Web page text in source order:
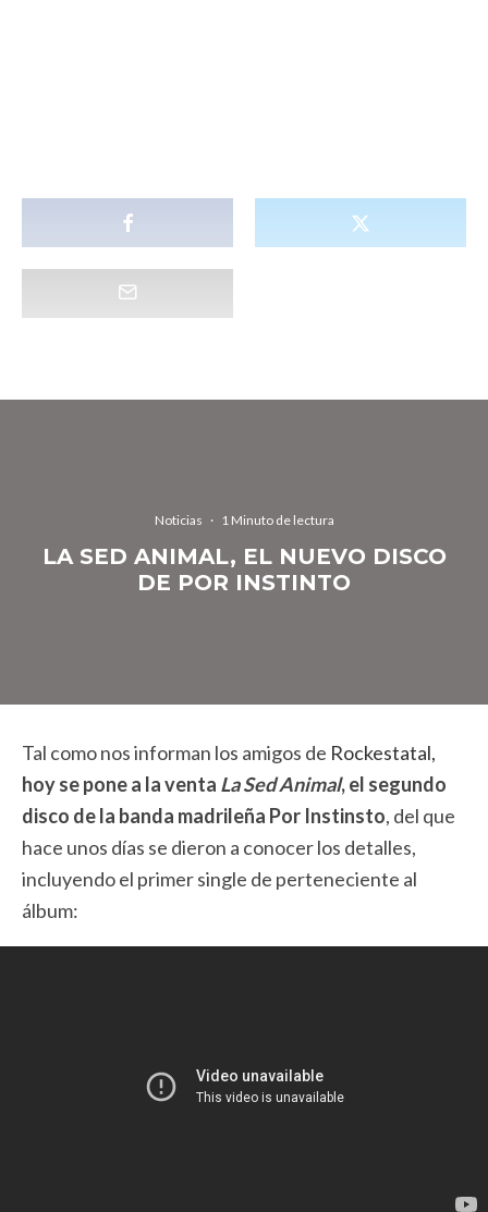
Noticias · 1 Minuto de lectura
LA SED ANIMAL, EL NUEVO DISCO
DE POR INSTINTO
Tal como nos informan los amigos de Rockestatal,
hoy se pone a la venta La Sed Animal, el segundo
disco de la banda madrileña Por Instinsto, del que
hace unos días se dieron a conocer los detalles,
incluyendo el primer single de perteneciente al
álbum: